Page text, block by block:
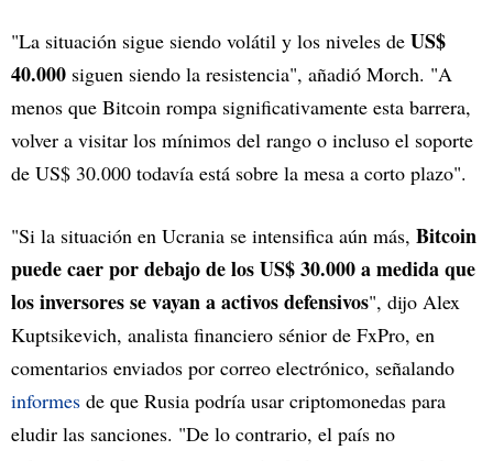
"La situación sigue siendo volátil y los niveles de US$
40.000 siguen siendo la resistencia", añadió Morch. "A
menos que Bitcoin rompa significativamente esta barrera,
volver a visitar los mínimos del rango o incluso el soporte
de US$ 30.000 todavía está sobre la mesa a corto plazo".
"Si la situación en Ucrania se intensifica aún más, Bitcoin
puede caer por debajo de los US$ 30.000 a medida que
los inversores se vayan a activos defensivos", dijo Alex
Kuptsikevich, analista financiero sénior de FxPro, en
comentarios enviados por correo electrónico, señalando
informes de que Rusia podría usar criptomonedas para
eludir las sanciones. "De lo contrario, el país no